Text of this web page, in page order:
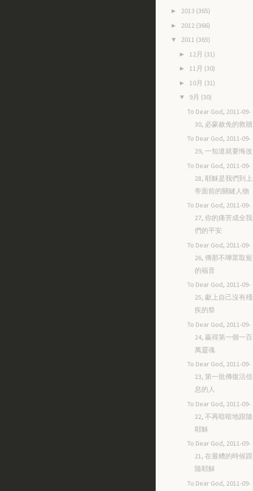
► 2013 (365)
► 2012 (366)
▼ 2011 (365)
► 12月 (31)
► 11月 (30)
► 10月 (31)
▼ 9月 (30)
To Dear God, 2011-09-
30, 必蒙赦免的救贖
To Dear God, 2011-09-
29, 一知道就要悔改
To Dear God, 2011-09-
28, 耶穌是我們到上
帝面前的關鍵人物
To Dear God, 2011-09-
27, 你的痛苦成全我
們的平安
To Dear God, 2011-09-
26, 傳那不嘩眾取寵
的福音
To Dear God, 2011-09-
25, 獻上自己沒有殘
疾的祭
To Dear God, 2011-09-
24, 贏得第一個一百
萬靈魂
To Dear God, 2011-09-
23, 第一批傳復活信
息的人
To Dear God, 2011-09-
22, 不再暗暗地跟隨
耶穌
To Dear God, 2011-09-
21, 在最糟的時候跟
隨耶穌
To Dear God, 2011-09-